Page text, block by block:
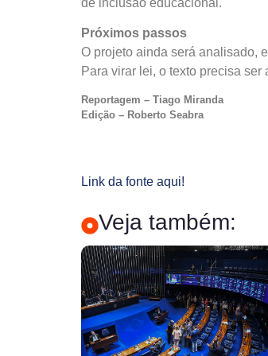
Próximos passos
O projeto ainda será analisado,
Para virar lei, o texto precisa
Reportagem – Tiago Miranda
Edição – Roberto Seabra
Link da fonte aqui!
Veja também: